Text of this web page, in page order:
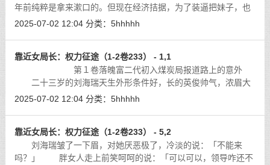
年前纯粹是拿来漱口的。但现在经济拮据，为了装逼把妹子，也
只能点一支洋酒了。[详细]
2025-07-02 12:04 分类： 5hhhhh
靠近女局长：权力征途（1-2卷233） - 1,1
第１卷落魄富二代初入煤炭局报道路上的意外
二十三岁的刘海瑞天生外形条件好，长的英俊帅气，浓眉大
眼，皮肤白皙，就像偶像剧里的男主角一样，走到哪儿都能引来
2025-07-02 12:04 分类： 5hhhhh
靠近女局长：权力征途（1-2卷233） - 5,2
刘海瑞皱了一下眉，对她厌恶极了，冷淡的说：「不能来
吗？」 胖女人走上前笑呵呵的说：「可以可以，领导咋还不